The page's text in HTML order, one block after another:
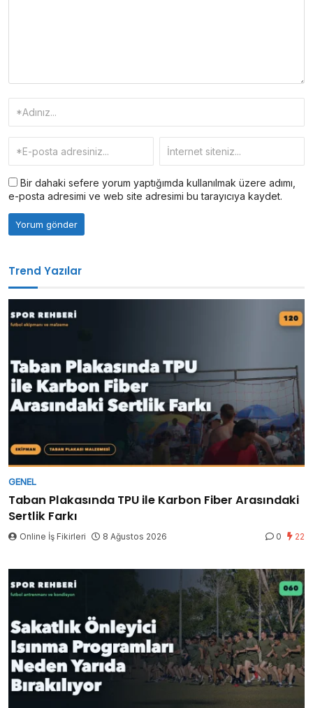
Bir dahaki sefere yorum yaptığımda kullanılmak üzere adımı,
e-posta adresimi ve web site adresimi bu tarayıcıya kaydet.
Trend Yazılar
GENEL
Taban Plakasında TPU ile Karbon Fiber Arasındaki
Sertlik Farkı
Online İş Fikirleri 8 Ağustos 2026 0 22